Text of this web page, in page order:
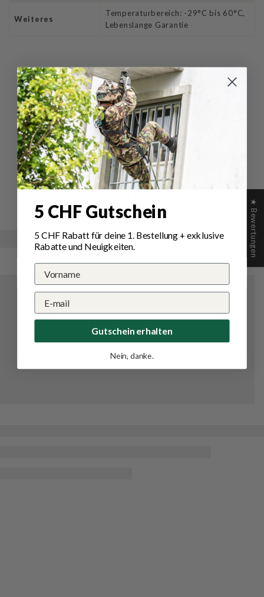
Weiteres
Temperaturbereich: -29°C bis 60°C,
Lebenslange Garantie
Bewertungen für NANUK
Pistolenkoffer 918 Revolver
3UP
Schreiben Sie die erste Bewertung
Schreibe
Bewertung
Eine
★ Bewertungen
5 CHF Gutschein
5 CHF Rabatt für deine 1. Bestellung+ exklusive
Rabatte und Neuigkeiten.
Gutschein erhalten
Nein, danke.